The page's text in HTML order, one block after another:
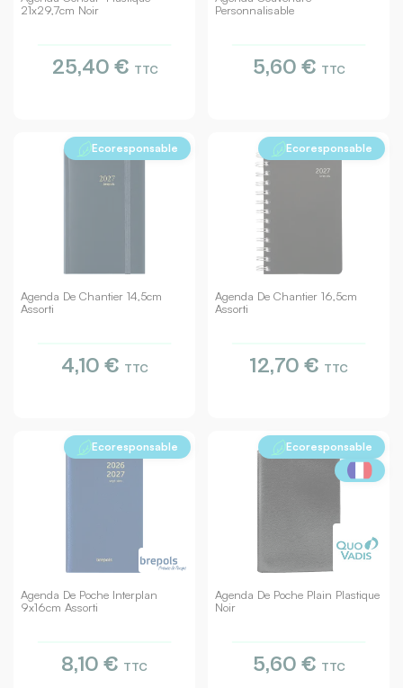
21x29,7cm Noir
25,40 € TTC
Personnalisable
5,60 € TTC
Agenda De Chantier 14,5cm
Assorti
Ecoresponsable
4,10 € TTC
Agenda De Chantier 16,5cm
Assorti
Ecoresponsable
12,70 € TTC
Agenda De Poche Interplan
9x16cm Assorti
Ecoresponsable
8,10 € TTC
Agenda De Poche Plain Plastique
Noir
Ecoresponsable
5,60 € TTC